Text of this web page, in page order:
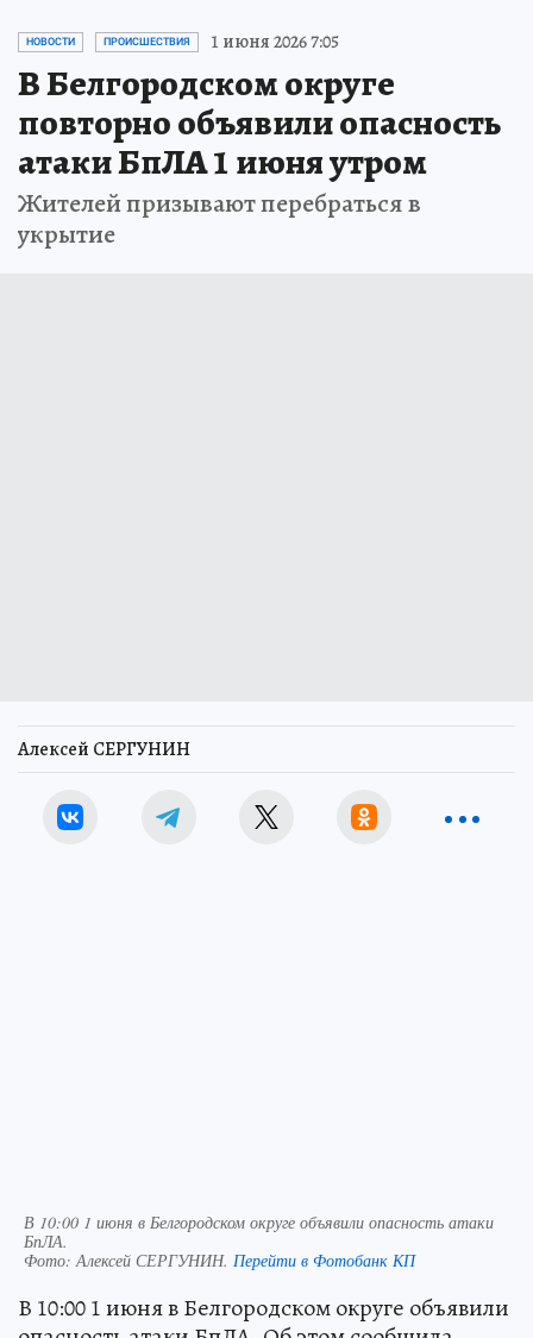
НОВОСТИ ПРОИСШЕСТВИЯ 1 июня 2026 7:05
В Белгородском округе
повторно объявили опасность
атаки БпЛА 1 июня утром
Жителей призывают перебраться в
укрытие
Алексей СЕРГУНИН
В 10:00 1 июня в Белгородском округе объявили опасность атаки
БпЛА.
Фото:Алексей СЕРГУНИН. Перейти в Фотобанк КП
В 10:00 1 июня в Белгородском округе объявили